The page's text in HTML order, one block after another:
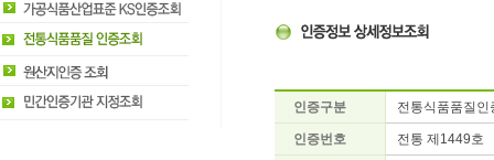
인증구분 전통식품품질인
인증번호 전통 제1449호